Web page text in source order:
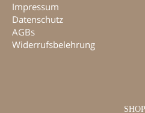
Impressum
Datenschutz
AGBs
Widerrufsbelehrung
SHOP